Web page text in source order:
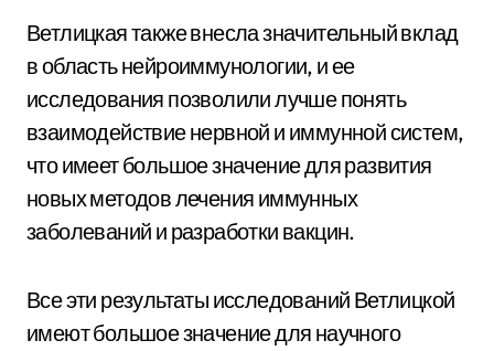
Ветлицкая также внесла значительный вклад
в область нейроиммунологии, и ее
исследования позволили лучше понять
взаимодействие нервной и иммунной систем,
что имеет большое значение для развития
новых методов лечения иммунных
заболеваний и разработки вакцин.
Все эти результаты исследований Ветлицкой
имеют большое значение для научного